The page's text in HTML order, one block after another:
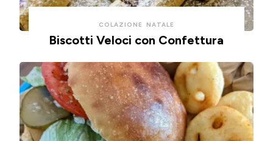
COLAZIONE NATALE
Biscotti Veloci con Confettura